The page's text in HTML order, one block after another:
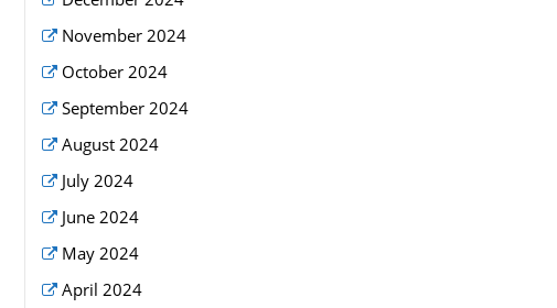
November 2024
October 2024
September 2024
August 2024
July 2024
June 2024
May 2024
April 2024